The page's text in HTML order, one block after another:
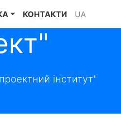
КОНТАКТИ UA
інститут"